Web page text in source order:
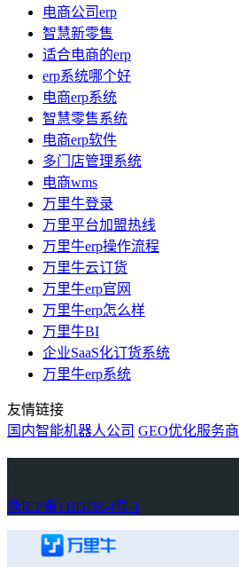
电商公司erp
智慧新零售
适合电商的erp
erp系统哪个好
电商erp系统
智慧零售系统
电商erp软件
多门店管理系统
电商wms
万里牛登录
万里平台加盟热线
万里牛erp操作流程
万里牛云订货
万里牛erp官网
万里牛erp怎么样
万里牛BI
企业SaaS化订货系统
万里牛erp系统
友情链接
国内智能机器人公司 GEO优化服务商
浙ICP备11057864号-1